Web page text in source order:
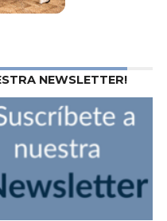
NEWSLETTER!